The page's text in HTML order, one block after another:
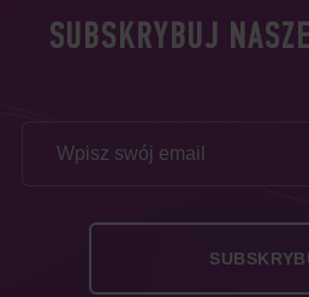
SUBSKRYBUJ